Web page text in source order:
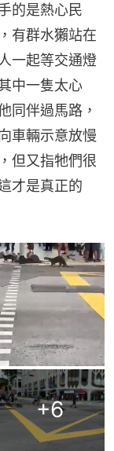
的是熱心民
有群水獺站在
一起等交通燈
中一隻太心
同伴過馬路，
車輛示意放慢
但又指牠們很
才是真正的
+6